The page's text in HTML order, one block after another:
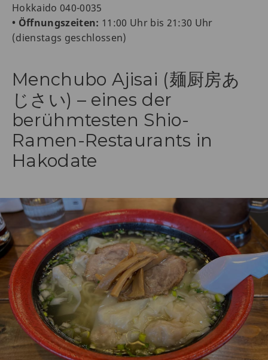
Hokkaido 040-0035
• Öffnungszeiten: 11:00 Uhr bis 21:30 Uhr
(dienstags geschlossen)
Menchubo Ajisai (麺厨房あ
じさい) – eines der
berühmtesten Shio-
Ramen-Restaurants in
Hakodate